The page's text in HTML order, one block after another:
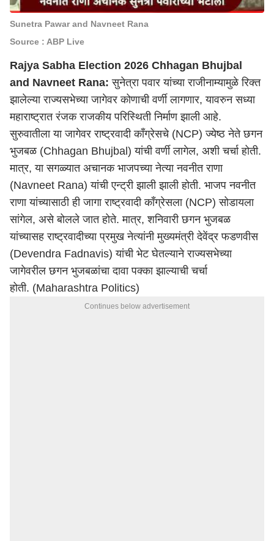
Sunetra Pawar and Navneet Rana
Source : ABP Live
Rajya Sabha Election 2026 Chhagan Bhujbal
and Navneet Rana: सुनेत्रा पवार यांच्या राजीनाम्यामुळे रिक्त
झालेल्या राज्यसभेच्या जागेवर कोणाची वर्णी लागणार, यावरुन सध्या
महाराष्ट्रात रंजक राजकीय परिस्थिती निर्माण झाली आहे.
सुरुवातीला या जागेवर राष्ट्रवादी काँग्रेसचे (NCP) ज्येष्ठ नेते छगन
भुजबळ (Chhagan Bhujbal) यांची वर्णी लागेल, अशी चर्चा होती.
मात्र, या सगळ्यात अचानक भाजपच्या नेत्या नवनीत राणा
(Navneet Rana) यांची एन्ट्री झाली झाली होती. भाजप नवनीत
राणा यांच्यासाठी ही जागा राष्ट्रवादी काँग्रेसला (NCP) सोडायला
सांगेल, असे बोलले जात होते. मात्र, शनिवारी छगन भुजबळ
यांच्यासह राष्ट्रवादीच्या प्रमुख नेत्यांनी मुख्यमंत्री देवेंद्र फडणवीस
(Devendra Fadnavis) यांची भेट घेतल्याने राज्यसभेच्या
जागेवरील छगन भुजबळांचा दावा पक्का झाल्याची चर्चा
होती. (Maharashtra Politics)
Continues below advertisement